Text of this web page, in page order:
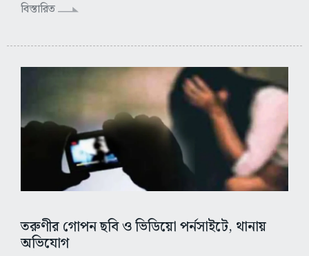
বিস্তারিত
তরুণীর গোপন ছবি ও ভিডিয়ো পর্নসাইটে, থানায়
অভিযোগ